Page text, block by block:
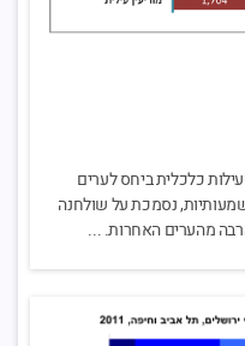
כלכלית ביחס לערים
נסמכת על שולחנה
מהערים האחרות. ...